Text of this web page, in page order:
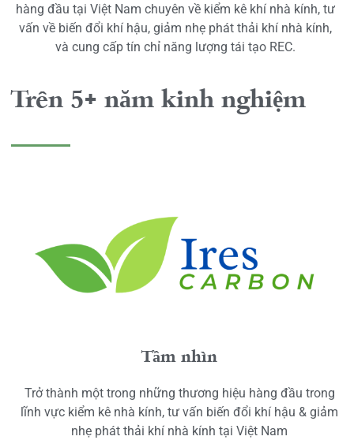
hàng đầu tại Việt Nam chuyên về kiểm kê khí nhà kính, tư
vấn về biến đổi khí hậu, giảm nhẹ phát thải khí nhà kính,
và cung cấp tín chỉ năng lượng tái tạo REC.
Trên 5+ năm kinh nghiệm
Tầm nhìn
Trở thành một trong những thương hiệu hàng đầu trong
lĩnh vực kiểm kê nhà kính, tư vấn biến đổi khí hậu & giảm
nhẹ phát thải khí nhà kính tại Việt Nam